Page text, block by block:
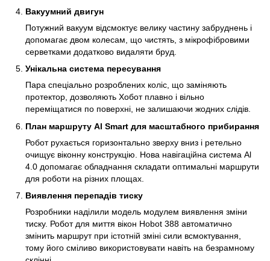
Вакуумний двигун
Потужний вакуум відсмоктує велику частину забруднень і
допомагає двом колесам, що чистять, з мікрофібровими
серветками додатково видаляти бруд.
Унікальна система пересування
Пара спеціально розроблених коліс, що заміняють
протектор, дозволяють Хобот плавно і вільно
переміщатися по поверхні, не залишаючи жодних слідів.
План маршруту Al Smart для масштабного прибирання
Робот рухається горизонтально зверху вниз і ретельно
очищує віконну конструкцію. Нова навігаційна система Al
4.0 допомагає обладнання складати оптимальні маршрути
для роботи на різних площах.
Виявлення перепадів тиску
Розробники наділили модель модулем виявлення зміни
тиску. Робот для миття вікон Hobot 388 автоматично
змінить маршрут при істотній зміні сили всмоктування,
тому його сміливо використовувати навіть на безрамному